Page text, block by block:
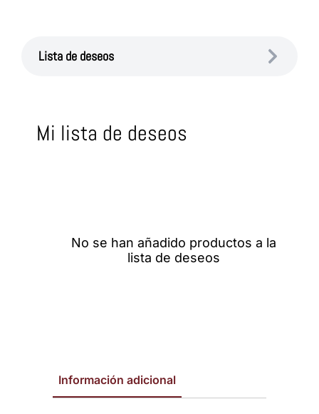
Lista de deseos
Mi lista de deseos
No se han añadido productos a la
lista de deseos
Información adicional